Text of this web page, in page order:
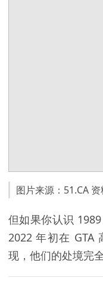
图片来源：51.CA
但如果你认识
2022 年初在
现，他们的处境完